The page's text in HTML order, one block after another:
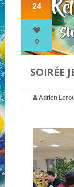
NOS
24
0
SOIRÉE
Adrien